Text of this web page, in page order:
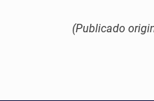
(Publicado